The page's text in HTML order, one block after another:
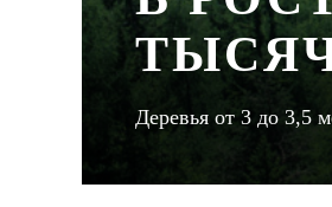
Деревья от 3 до 3,5